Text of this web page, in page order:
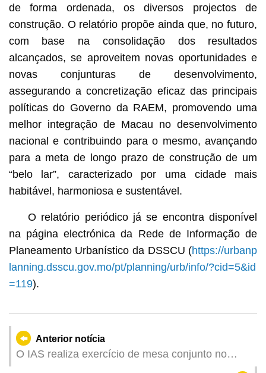
de forma ordenada, os diversos projectos de
construção. O relatório propõe ainda que, no futuro,
com base na consolidação dos resultados
alcançados, se aproveitem novas oportunidades e
novas conjunturas de desenvolvimento,
assegurando a concretização eficaz das principais
políticas do Governo da RAEM, promovendo uma
melhor integração de Macau no desenvolvimento
nacional e contribuindo para o mesmo, avançando
para a meta de longo prazo de construção de um
“belo lar”, caracterizado por uma cidade mais
habitável, harmoniosa e sustentável.
O relatório periódico já se encontra disponível
na página electrónica da Rede de Informação de
Planeamento Urbanístico da DSSCU (https://urbanp
lanning.dsscu.gov.mo/pt/planning/urb/info/?cid=5&id
=119).
Anterior notícia
O IAS realiza exercício de mesa conjunto no